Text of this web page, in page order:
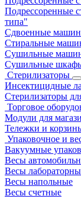
Подрессоренные
типа"
Сдвоенные
Стиральные
Сушильные
Сушильные
Стерилизаторы
Инсектицидные
Стерилизаторы
Торговое
Модули для
Тележки и
Упаковочное и
Вакуумные
Весы
Весы
Весы напольные
Весы счетные